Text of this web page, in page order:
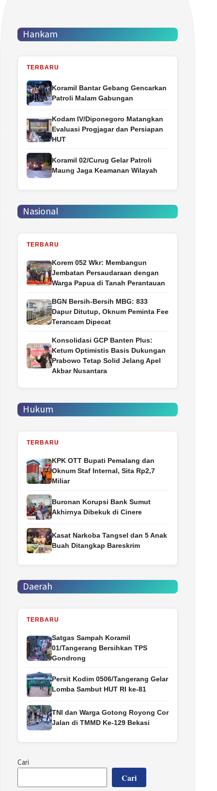
Hankam
TERBARU
Koramil Bantar Gebang Gencarkan
Patroli Malam Gabungan
Kodam IV/Diponegoro Matangkan
Evaluasi Progjagar dan Persiapan
HUT
Koramil 02/Curug Gelar Patroli
Maung Jaga Keamanan Wilayah
Nasional
TERBARU
Korem 052 Wkr: Membangun
Jembatan Persaudaraan dengan
Warga Papua di Tanah Perantauan
BGN Bersih-Bersih MBG: 833
Dapur Ditutup, Oknum Peminta Fee
Terancam Dipecat
Konsolidasi GCP Banten Plus:
Ketum Optimistis Basis Dukungan
Prabowo Tetap Solid Jelang Apel
Akbar Nusantara
Hukum
TERBARU
‎KPK OTT Bupati Pemalang dan
Oknum Staf Internal, Sita Rp2,7
Miliar
Buronan Korupsi Bank Sumut
Akhirnya Dibekuk di Cinere
Kasat Narkoba Tangsel dan 5 Anak
Buah Ditangkap Bareskrim
Daerah
TERBARU
Satgas Sampah Koramil
01/Tangerang Bersihkan TPS
Gondrong
Persit Kodim 0506/Tangerang Gelar
Lomba Sambut HUT RI ke-81
TNI dan Warga Gotong Royong Cor
Jalan di TMMD Ke-129 Bekasi
Cari
Cari